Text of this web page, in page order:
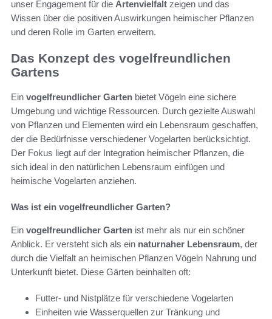
unser Engagement für die Artenvielfalt zeigen und das
Wissen über die positiven Auswirkungen heimischer Pflanzen
und deren Rolle im Garten erweitern.
Das Konzept des vogelfreundlichen
Gartens
Ein vogelfreundlicher Garten bietet Vögeln eine sichere
Umgebung und wichtige Ressourcen. Durch gezielte Auswahl
von Pflanzen und Elementen wird ein Lebensraum geschaffen,
der die Bedürfnisse verschiedener Vogelarten berücksichtigt.
Der Fokus liegt auf der Integration heimischer Pflanzen, die
sich ideal in den natürlichen Lebensraum einfügen und
heimische Vogelarten anziehen.
Was ist ein vogelfreundlicher Garten?
Ein vogelfreundlicher Garten ist mehr als nur ein schöner
Anblick. Er versteht sich als ein naturnaher Lebensraum, der
durch die Vielfalt an heimischen Pflanzen Vögeln Nahrung und
Unterkunft bietet. Diese Gärten beinhalten oft:
Futter- und Nistplätze für verschiedene Vogelarten
Einheiten wie Wasserquellen zur Tränkung und